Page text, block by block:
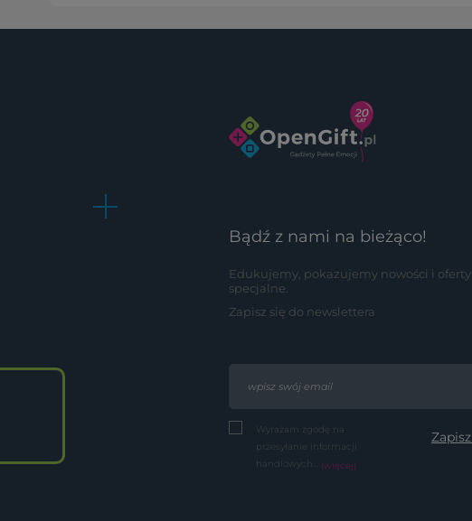
Bądź z nami na bieżąco!
Edukujemy, pokazujemy nowości i oferty
specjalne.
Zapisz się do newslettera
Wyrażam zgodę na
przesyłanie informacji
handlowych... (więcej)